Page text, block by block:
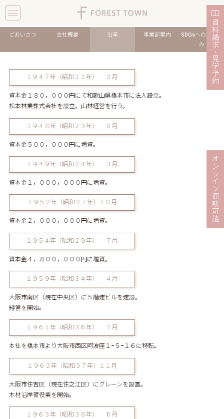
toggle
navigation
ごあいさつ 会社概要 沿革 事業部案内
SDGsへの取り組
み
１９４７年（昭和２２年） ２月
資本金１８０，０００円にて和歌山県橋本市に法人設立。
松本林業株式会社を設立。山林経営を行う。
１９４８年（昭和２３年） ８月
資本金５００，０００円に増資。
１９４９年（昭和２４年） ３月
資本金１，０００，０００円に増資。
１９５２年（昭和２７年）１０月
資本金２，０００，０００円に増資。
１９５４年（昭和２９年） ７月
資本金４，８００，０００円に増資。
１９５９年（昭和３４年） ４月
大阪市南区（現在中央区）に５階建ビルを建設。
経営を開始。
１９６１年（昭和３６年） ７月
本社を橋本市より大阪市西区阿波座１−５−１６に移転。
１９６２年（昭和３７年）１１月
大阪市住吉区（現在住之江区）にグレーンを設置。
木材沿岸荷役業を開始。
１９６３年（昭和３８年） ６月
資
料
請
求
・
見
学
予
約
オ
ン
ラ
イ
ン
商
談
可
能